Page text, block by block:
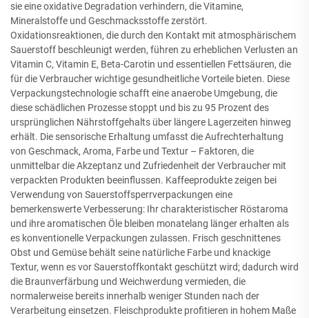
sie eine oxidative Degradation verhindern, die Vitamine,
Mineralstoffe und Geschmacksstoffe zerstört.
Oxidationsreaktionen, die durch den Kontakt mit atmosphärischem
Sauerstoff beschleunigt werden, führen zu erheblichen Verlusten an
Vitamin C, Vitamin E, Beta-Carotin und essentiellen Fettsäuren, die
für die Verbraucher wichtige gesundheitliche Vorteile bieten. Diese
Verpackungstechnologie schafft eine anaerobe Umgebung, die
diese schädlichen Prozesse stoppt und bis zu 95 Prozent des
ursprünglichen Nährstoffgehalts über längere Lagerzeiten hinweg
erhält. Die sensorische Erhaltung umfasst die Aufrechterhaltung
von Geschmack, Aroma, Farbe und Textur – Faktoren, die
unmittelbar die Akzeptanz und Zufriedenheit der Verbraucher mit
verpackten Produkten beeinflussen. Kaffeeprodukte zeigen bei
Verwendung von Sauerstoffsperrverpackungen eine
bemerkenswerte Verbesserung: Ihr charakteristischer Röstaroma
und ihre aromatischen Öle bleiben monatelang länger erhalten als
es konventionelle Verpackungen zulassen. Frisch geschnittenes
Obst und Gemüse behält seine natürliche Farbe und knackige
Textur, wenn es vor Sauerstoffkontakt geschützt wird; dadurch wird
die Braunverfärbung und Weichwerdung vermieden, die
normalerweise bereits innerhalb weniger Stunden nach der
Verarbeitung einsetzen. Fleischprodukte profitieren in hohem Maße